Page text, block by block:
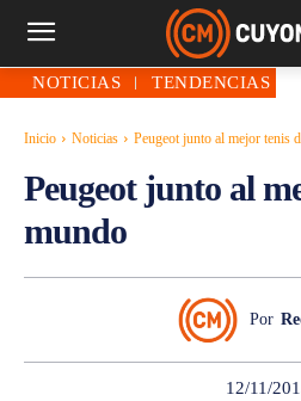
NOTICIAS TENDENCIAS
Inicio Noticias Peugeot junto al mejor tenis
Peugeot junto al
mundo
Por
12/11/